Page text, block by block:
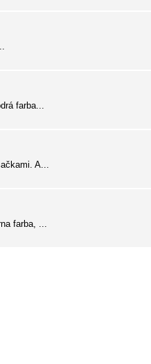
farba...
A...
farba, ...